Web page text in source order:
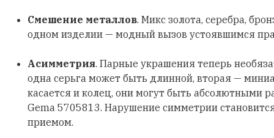
Смешение металлов. Микс золота, серебра,
одном изделии — модный вызов устоявшимся
Асимметрия. Парные украшения теперь
одна серьга может быть длинной, вторая —
касается и колец, они могут быть абсолютными
Gema 5705813. Нарушение симметрии
приемом.